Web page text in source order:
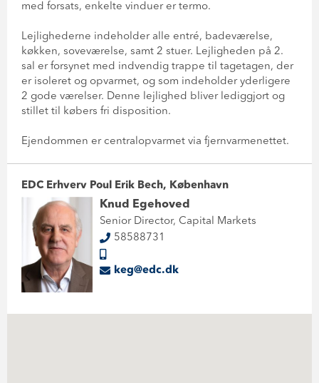
med forsats, enkelte vinduer er termo.
Lejlighederne indeholder alle entré, badeværelse,
køkken, soveværelse, samt 2 stuer. Lejligheden på 2.
sal er forsynet med indvendig trappe til tagetagen, der
er isoleret og opvarmet, og som indeholder yderligere
2 gode værelser. Denne lejlighed bliver lediggjort og
stillet til købers fri disposition.
Ejendommen er centralopvarmet via fjernvarmenettet.
EDC Erhverv Poul Erik Bech, København
Knud Egehoved
Senior Director, Capital Markets
58588731
keg@edc.dk